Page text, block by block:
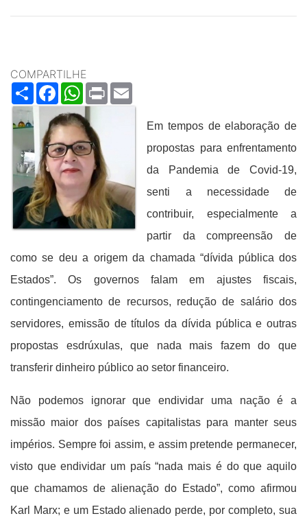
COMPARTILHE
ShareFacebookWhatsApp
Print
Em tempos de elaboração de
propostas para enfrentamento
da Pandemia de Covid-19,
senti a necessidade de
contribuir, especialmente a
partir da compreensão de
como se deu a origem da chamada “dívida pública dos
Estados”. Os governos falam em ajustes fiscais,
contingenciamento de recursos, redução de salário dos
servidores, emissão de títulos da dívida pública e outras
propostas esdrúxulas, que nada mais fazem do que
transferir dinheiro público ao setor financeiro.
Não podemos ignorar que endividar uma nação é a
missão maior dos países capitalistas para manter seus
impérios. Sempre foi assim, e assim pretende permanecer,
visto que endividar um país “nada mais é do que aquilo
que chamamos de alienação do Estado”, como afirmou
Karl Marx; e um Estado alienado perde, por completo, sua